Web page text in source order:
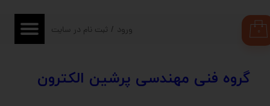
​​گروه فنی مهندسی پرشین الکترون
۰ ورود / ثبت نام در سایت
حساب کاربری من
سفارشات